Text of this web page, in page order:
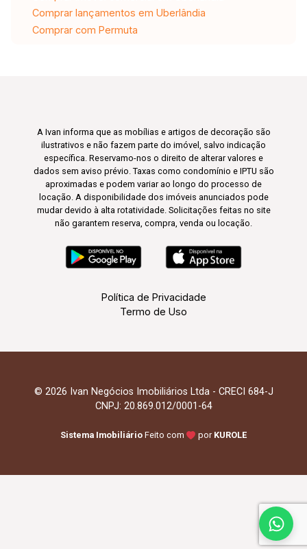
Comprar lançamentos em Uberlândia
Comprar com Permuta
A Ivan informa que as mobílias e artigos de decoração são
ilustrativos e não fazem parte do imóvel, salvo indicação
específica. Reservamo-nos o direito de alterar valores e
dados sem aviso prévio. Taxas como condomínio e IPTU são
aproximadas e podem variar ao longo do processo de
locação. A disponibilidade dos imóveis anunciados pode
mudar devido à alta rotatividade. Solicitações feitas no site
não garantem reserva, compra, venda ou locação.
Política de Privacidade
Termo de Uso
© 2026 Ivan Negócios Imobiliários Ltda - CRECI 684-J
CNPJ: 20.869.012/0001-64
Sistema Imobiliário Feito com por KUROLE